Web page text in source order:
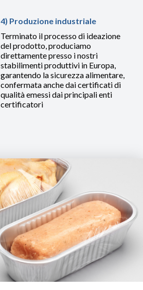
4) Produzione industriale
Terminato il processo di ideazione
del prodotto, produciamo
direttamente presso i nostri
stabilimenti produttivi in Europa,
garantendo la sicurezza alimentare,
confermata anche dai certificati di
qualità emessi dai principali enti
certificatori